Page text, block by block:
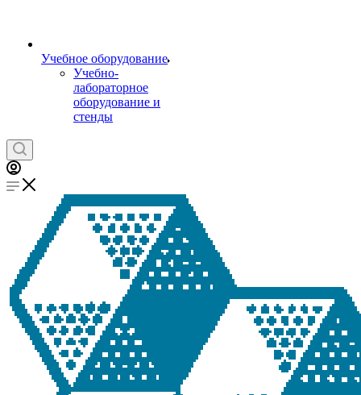
Учебное оборудование
Учебно-
лабораторное
оборудование и
стенды